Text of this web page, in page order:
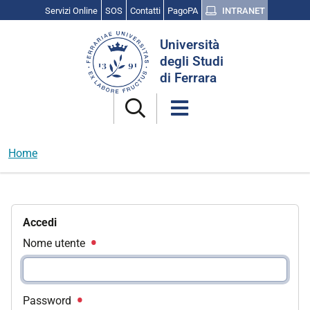
Servizi Online SOS Contatti PagoPA INTRANET
Università
degli Studi
di Ferrara
Home
Accedi
Nome utente
Password